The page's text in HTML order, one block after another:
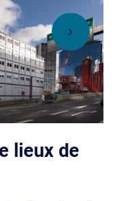
lieux de